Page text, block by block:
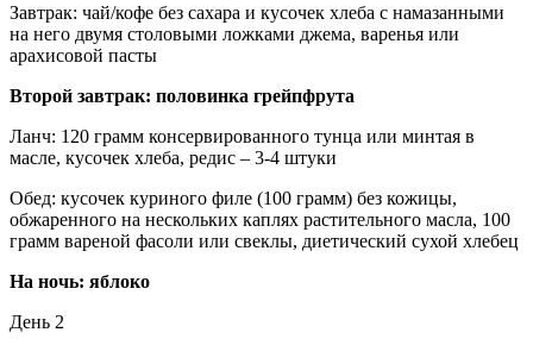
Завтрак: чай/кофе без сахара и кусочек хлеба с намазанными
на него двумя столовыми ложками джема, варенья или
арахисовой пасты
Второй завтрак: половинка грейпфрута
Ланч: 120 грамм консервированного тунца или минтая в
масле, кусочек хлеба, редис – 3-4 штуки
Обед: кусочек куриного филе (100 грамм) без кожицы,
обжаренного на нескольких каплях растительного масла, 100
грамм вареной фасоли или свеклы, диетический сухой хлебец
На ночь: яблоко
День 2